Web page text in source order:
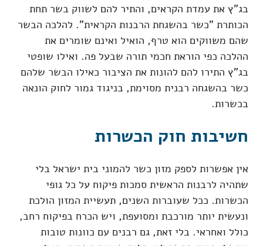
בג"ץ את עמדת הקראים, והתיר להם לשווק בשר תחת
הכותרת "כשר בהשגחת הרבנות הקראית". להלכה הבשר
שהם משווקים הוא טרף, הואיל ואינם שומרים את
ההלכה כפי הוראת חכמי תורה שבעל פה. ואילו שופטי
בג"ץ התירו להם להונות את הציבור כאילו הבשר שלהם
כשר בהשגחה רבנית מסוימת, בניגוד גמור לחוק הונאה
בכשרות.
חשיבות חוק הכשרות
אין אפשרות לספק מזון כשר להמוני בית ישראל בלי
שתהיה לרבנות הראשית סמכות פיקוח על כל גופי
הכשרות. ככל שעוברות השנים, תעשיית המזון הולכת
ונעשית יותר מורכבת ומסועפת, ויש הכרח בפיקוח רחב,
כולל ואחראי. בלי זאת, גם רבנים עם כוונות טובות